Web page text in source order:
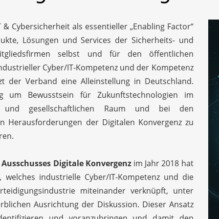
Cybersicherheit als essentieller „Enabling Factor“
Lösungen und Services der Sicherheits- und
selbst und für den öffentlichen
Cyber/IT-Kompetenz und der Kompetenz
der Verband eine Alleinstellung in Deutschland.
um Bewusstsein für Zukunftstechnologien im
und gesellschaftlichen Raum und bei den
Herausforderungen der Digitalen Konvergenz zu
Ausschusses Digitale Konvergenzim Jahr 2018 hat
industrielle Cyber/IT-Kompetenz und die
miteinander verknüpft, unter
Ausrichtung der Diskussion. Dieser Ansatz